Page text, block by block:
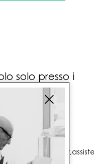
solo presso i
(RM)